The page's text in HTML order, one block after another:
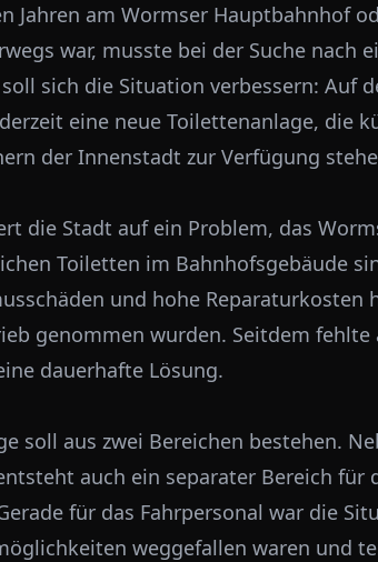
Jahren am Wormser Hauptbahnhof
war, musste bei der Suche nach
sich die Situation verbessern: Auf
eine neue Toilettenanlage, die
der Innenstadt zur Verfügung
die Stadt auf ein Problem, das
Toiletten im Bahnhofsgebäude
und hohe Reparaturkosten
genommen wurden. Seitdem
dauerhafte Lösung.
soll aus zwei Bereichen bestehen.
auch ein separater Bereich für
für das Fahrpersonal war die
weggefallen waren und